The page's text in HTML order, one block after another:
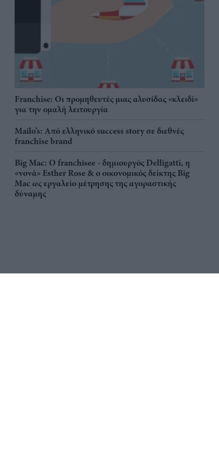
Franchise: Οι προμηθευτές μιας αλυσίδας «κλειδί»
για την ομαλή λειτουργία
Mailo’s: Από ελληνικό success story σε διεθνές
franchise brand
Big Mac: Ο franchisee - δημιουργός Delligatti, η
«νονά» Esther Rose & ο οικονομικός δείκτης Big
Mac ως εργαλείο μέτρησης της αγοραστικής
δύναμης